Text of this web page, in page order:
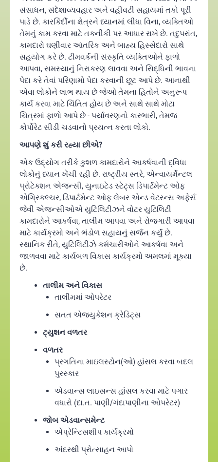
સંસાધન, સંદેશાવ્યવહાર અને વહીવટી સહાયમાં તકો પૂરી
પાડે છે. કારકિર્દીના ક્ષેત્રને ધ્યાનમાં લીધા વિના, વ્યક્તિઓ
તેમનું કામ કરવા માટે તકનીકી પર આધાર રાખે છે. તદુપરાંત,
કામદારો ઘણીવાર આંતરિક અને બાહ્ય હિસ્સેદારો સાથે
સહયોગ કરે છે. ટીમવર્કની સંસ્કૃતિ વ્યક્તિઓને ફાળો
આપવા, સમસ્યાનું નિરાકરણ લાવવા અને સિદ્ધિની ભાવના
પેદા કરે તેવાં પરિણામો પેદા કરવાની છૂટ આપે છે. આનાથી
એવા લોકોને લાભ થાય છે જેઓ તેમના હિતોને અનુરૂપ
કાર્ય કરવા માટે ચિંતિત હોય છે અને સાથે સાથે મોટા
ચિત્રમાં ફાળો આપે છે - પર્યાવરણનો કારભારી, તેમજ
કોર્પોરેટ સીડી ચડવાનો પ્રયત્ન કરતા લોકો.
આપણે શું કરી રહ્યા છીએ?
એક ઉદ્યોગ તરીકે કુશળ કામદારોને આકર્ષવાની દ્વિધા
લોકોનું ધ્યાન ખેંચી રહી છે. રાષ્ટ્રીય સ્તરે, એન્વાયર્મેન્ટલ
પ્રોટેક્શન એજન્સી, યુનાઇટેડ સ્ટેટ્સ ડિપાર્ટમેન્ટ ઓફ
એગ્રિકલ્ચર, ડિપાર્ટમેન્ટ ઓફ લેબર એન્ડ વેટરન્સ અફેર્સ
જેવી એજન્સીઓએ યુટિલિટીઝને વોટર યુટિલિટી
કામદારોને આકર્ષવા, તાલીમ આપવા અને રોજગારી આપવા
માટે કાર્યક્રમો અને ભંડોળ સહાયનું સર્જન કર્યું છે.
સ્થાનિક રીતે, યુટિલિટીઝે કર્મચારીઓને આકર્ષવા અને
જાળવવા માટે કાર્યબળ વિકાસ કાર્યક્રમો અમલમાં મૂક્યા
છે.
તાલીમ અને વિકાસ
તાલીમમાં ઓપરેટર
સતત એજ્યુકેશન ક્રેડિટ્સ
ટ્યુશન વળતર
વળતર
પ્રગતિના માઇલસ્ટોન(ઓ) હાંસલ કરવા બદલ
પુરસ્કાર
એડવાન્સ લાઇસન્સ હાંસલ કરવા માટે પગાર
વધારો (દા.ત. પાણી/ગંદાપાણીના ઓપરેટર)
જોબ એડવાન્સમેન્ટ
એપ્રેન્ટિસશીપ કાર્યક્રમો
અંદરથી પ્રોત્સાહન આપો